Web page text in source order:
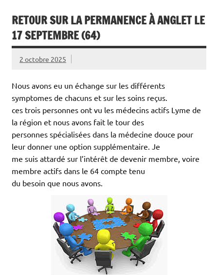
RETOUR SUR LA PERMANENCE À ANGLET LE
17 SEPTEMBRE (64)
2 octobre 2025
Nous avons eu un échange sur les différents
symptomes de chacuns et sur les soins reçus.
ces trois personnes ont vu les médecins actifs Lyme de
la région et nous avons fait le tour des
personnes spécialisées dans la médecine douce pour
leur donner une option supplémentaire. Je
me suis attardé sur l’intérêt de devenir membre, voire
membre actifs dans le 64 compte tenu
du besoin que nous avons.